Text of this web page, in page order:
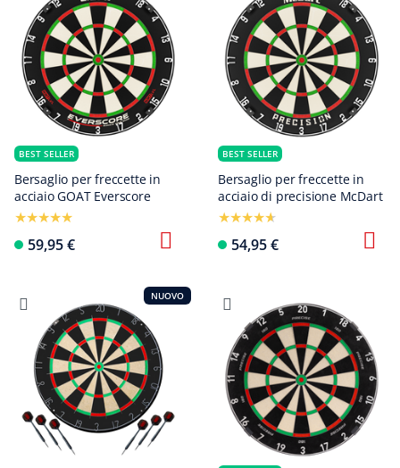
BEST SELLER
Bersaglio per freccette in
acciaio GOAT Everscore
59,95 €
BEST SELLER
Bersaglio per freccette in
acciaio di precisione McDart
54,95 €
NUOVO